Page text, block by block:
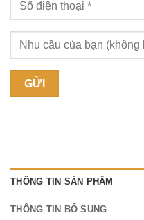
THÔNG TIN SẢN PHẨM
THÔNG TIN BỔ SUNG